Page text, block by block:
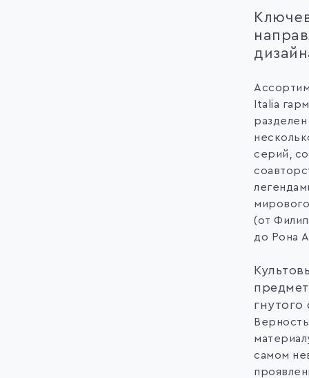
Italia
разделен
серий,
(от
до Рона
гнутого
Верность
самом